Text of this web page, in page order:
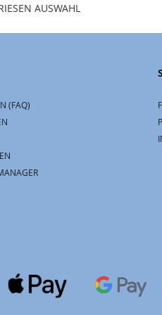
AUSWAHL
(FAQ)